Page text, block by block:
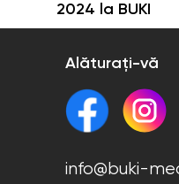
2024 la BUKI
Alăturați-vă
info@buki-